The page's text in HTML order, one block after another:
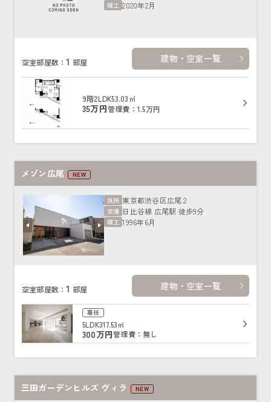
竣工 2020年2月
空室部屋数：1 部屋 建物・空室一覧
9階2LDK53.03㎡
35万円管理費：1.5万円
メゾン広尾 NEW
住所 東京都渋谷区広尾２
交通 日比谷線 広尾駅 徒歩9分
竣工 1996年6月
空室部屋数：1 部屋 建物・空室一覧
専任
5LDK317.53㎡
300万円管理費：無し
三田ガーデンヒルズ ヴィラ NEW